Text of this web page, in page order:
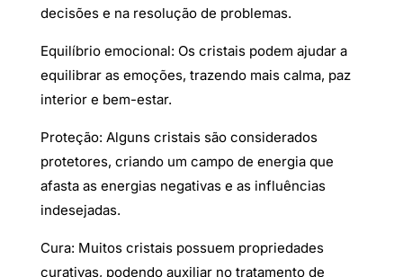
decisões e na resolução de problemas.
Equilíbrio emocional: Os cristais podem ajudar a
equilibrar as emoções, trazendo mais calma, paz
interior e bem-estar.
Proteção: Alguns cristais são considerados
protetores, criando um campo de energia que
afasta as energias negativas e as influências
indesejadas.
Cura: Muitos cristais possuem propriedades
curativas, podendo auxiliar no tratamento de